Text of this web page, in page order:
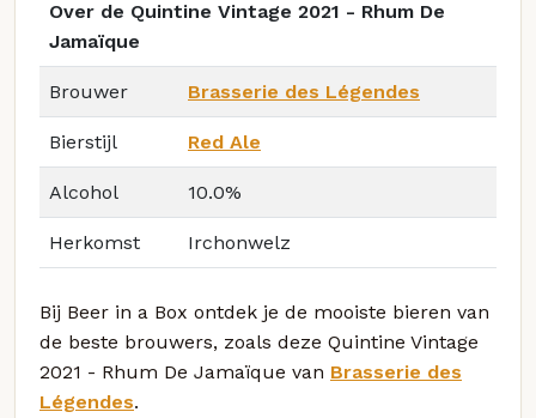
Over de Quintine Vintage 2021 - Rhum De
Jamaïque
Brouwer Brasserie des Légendes
Bierstijl Red Ale
Alcohol 10.0%
Herkomst Irchonwelz
Bij Beer in a Box ontdek je de mooiste bieren van
de beste brouwers, zoals deze Quintine Vintage
2021 - Rhum De Jamaïque van Brasserie des
Légendes.